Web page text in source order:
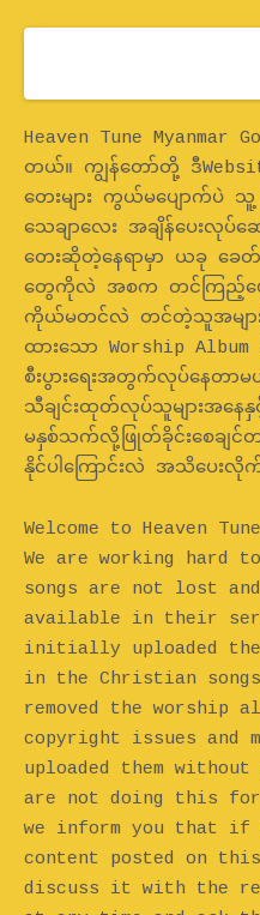
Home
Heaven Tune Myanmar
တယ်။ ကျွန်တော်တို့ ဒီ
တေးများ ကွယ်မပျောက်ပဲ
သေချာလေး အချိန်ပေးလုပ်ဆ
တေးဆိုတဲ့နေရာမှာ ယခု ခေတ်
တွေကိုလဲ အစက တင်ကြည့်ပေမဲ့
ကိုယ်မတင်လဲ တင်တဲ့သူအမျာ
ထားသော Worship Album
စီးပွားရေးအတွက်လုပ်နေ
သီချင်းထုတ်လုပ်သူများအန
မနှစ်သက်လို့ဖြုတ်ခိုင်းစေချင်
နိုင်ပါကြောင်းလဲ အသိပေးလို
Welcome to Heaven
We are working hard
songs are not lost
available in their
initially uploaded the
in the Christian
removed the worship
copyright issues and
uploaded them
are not doing this for
we inform you that if
content posted on
discuss it with the